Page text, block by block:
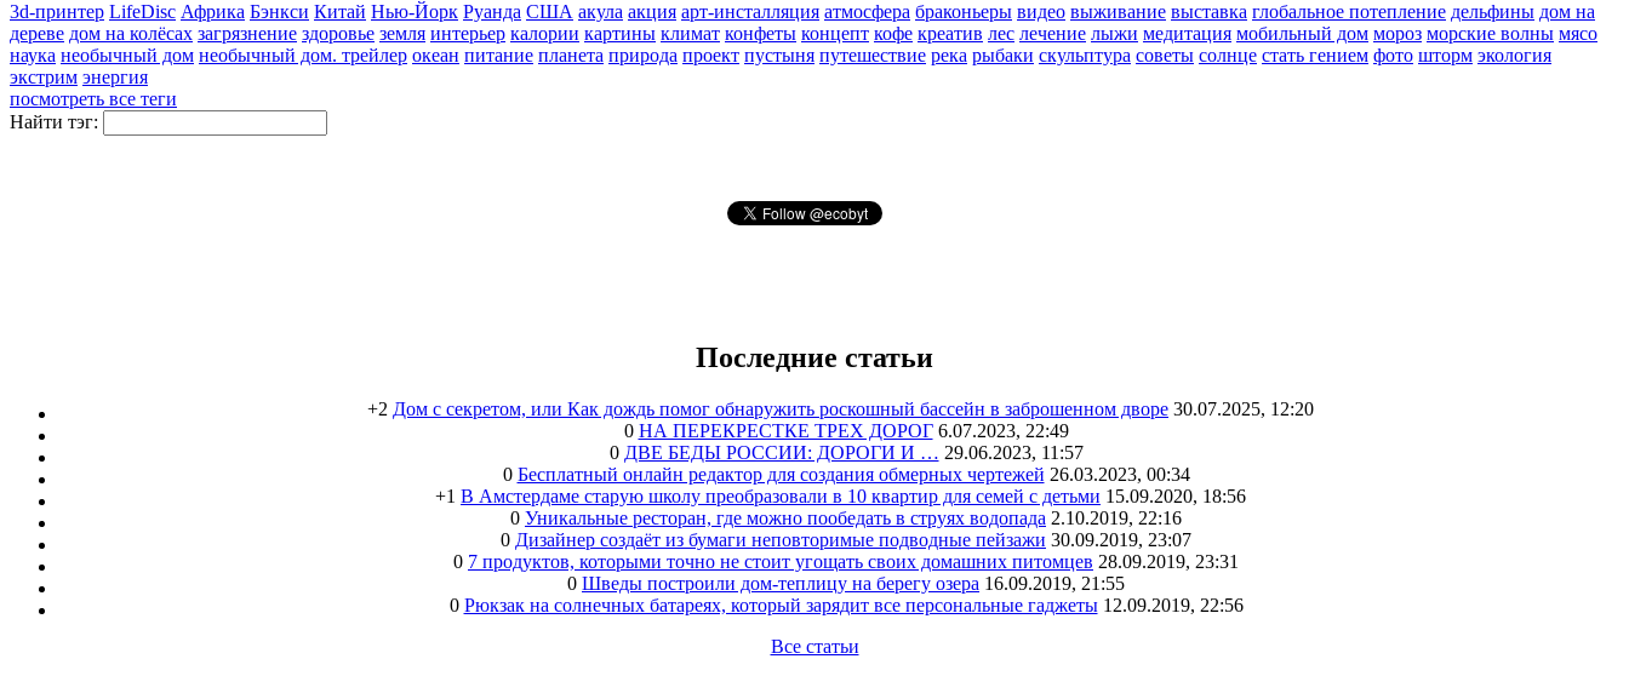
3d-принтер LifeDisc Африка Бэнкси Китай Нью-Йорк Руанда США акула акция арт-инсталляция атмосфера браконьеры видео выживание выставка глобальное потепление дельфины дом на
дереве дом на колёсах загрязнение здоровье земля интерьер калории картины климат конфеты концепт кофе креатив лес лечение лыжи медитация мобильный дом мороз морские волны мясо
наука необычный дом необычный дом. трейлер океан питание планета природа проект пустыня путешествие река рыбаки скульптура советы солнце стать гением фото шторм экология
экстрим энергия
посмотреть все теги
Найти тэг:
Последние статьи
+2 Дом с секретом, или Как дождь помог обнаружить роскошный бассейн в заброшенном дворе 30.07.2025, 12:20
0 НА ПЕРЕКРЕСТКЕ ТРЕХ ДОРОГ 6.07.2023, 22:49
0 ДВЕ БЕДЫ РОССИИ: ДОРОГИ И … 29.06.2023, 11:57
0 Бесплатный онлайн редактор для создания обмерных чертежей 26.03.2023, 00:34
+1 В Амстердаме старую школу преобразовали в 10 квартир для семей с детьми 15.09.2020, 18:56
0 Уникальные ресторан, где можно пообедать в струях водопада 2.10.2019, 22:16
0 Дизайнер создаёт из бумаги неповторимые подводные пейзажи 30.09.2019, 23:07
0 7 продуктов, которыми точно не стоит угощать своих домашних питомцев 28.09.2019, 23:31
0 Шведы построили дом-теплицу на берегу озера 16.09.2019, 21:55
0 Рюкзак на солнечных батареях, который зарядит все персональные гаджеты 12.09.2019, 22:56
Все статьи